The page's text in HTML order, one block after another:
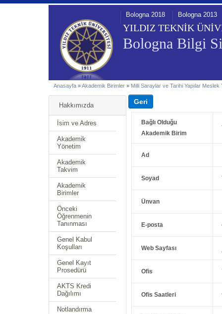
YILDIZ TEKNİK
Bologna Bilgi
Bologna 2018 Bologna 2013
Anasayfa »Akademik Birimler » Milli Saraylar ve Tarihi Yapılar
Hakkımızda
İsim ve Adres
Akademik
Yönetim
Akademik
Takvim
Akademik
Birimler
Önceki
Öğrenmenin
Tanınması
Genel Kabul
Koşulları
Genel Kayıt
Prosedürü
AKTS Kredi
Dağılımı
Notlandırma
Bağlı Olduğu
Akademik Birim
Ad
Soyad
Ünvan
E-posta
Web Sayfası
Ofis
Ofis Saatleri